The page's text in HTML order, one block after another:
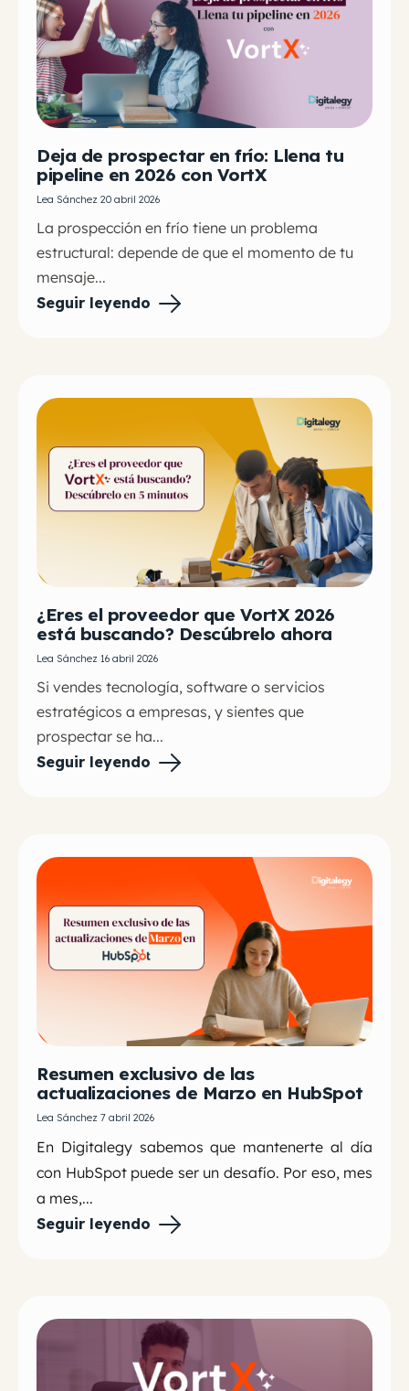
Deja de prospectar en frío: Llena tu
pipeline en 2026 con VortX
Lea Sánchez 20 abril 2026
La prospección en frío tiene un problema
estructural: depende de que el momento de tu
mensaje...
Seguir leyendo
¿Eres el proveedor que VortX 2026
está buscando? Descúbrelo ahora
Lea Sánchez 16 abril 2026
Si vendes tecnología, software o servicios
estratégicos a empresas, y sientes que
prospectar se ha...
Seguir leyendo
Resumen exclusivo de las
actualizaciones de Marzo en HubSpot
Lea Sánchez 7 abril 2026
En Digitalegy sabemos que mantenerte al día
con HubSpot puede ser un desafío. Por eso, mes
a mes,...
Seguir leyendo